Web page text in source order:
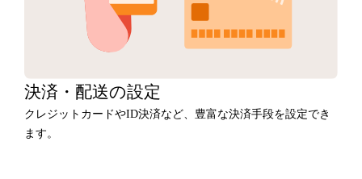
決済・ 配送の設定
クレジットカードやID決済など、豊富な決済手段を設定でき
ます。